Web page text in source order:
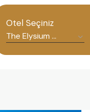
Otel Seçiniz